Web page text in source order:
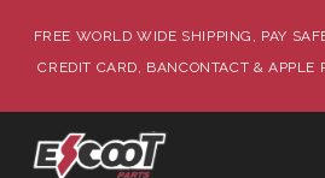
FREE WORLD WIDE SHIPPING, PAY
CREDIT CARD, BANCONTACT & APPLE